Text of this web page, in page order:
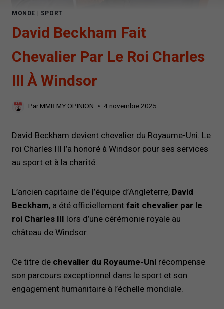
MONDE | SPORT
David Beckham Fait
Chevalier Par Le Roi Charles
III À Windsor
Par MMB MY OPINION 4 novembre 2025
David Beckham devient chevalier du Royaume-Uni. Le
roi Charles III l’a honoré à Windsor pour ses services
au sport et à la charité.
L’ancien capitaine de l’équipe d’Angleterre, David
Beckham, a été officiellement fait chevalier par le
roi Charles III lors d’une cérémonie royale au
château de Windsor.
Ce titre de chevalier du Royaume-Uni récompense
son parcours exceptionnel dans le sport et son
engagement humanitaire à l’échelle mondiale.